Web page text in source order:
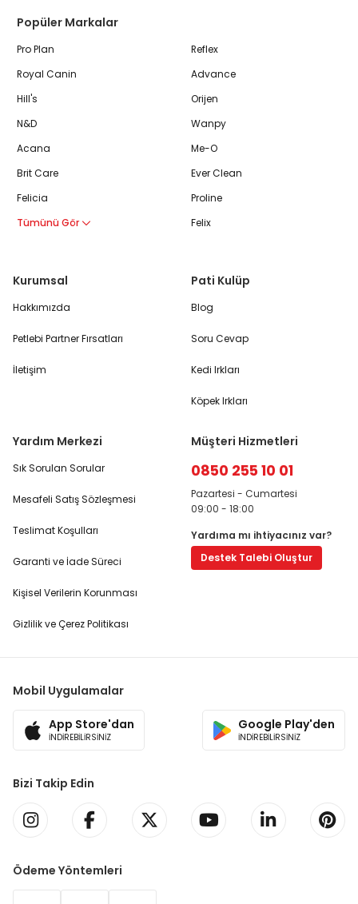
Popüler Markalar
Pro Plan
Royal Canin
Hill's
N&D
Acana
Brit Care
Felicia
Tümünü Gör
Reflex
Advance
Orijen
Wanpy
Me-O
Ever Clean
Proline
Felix
Kurumsal
Hakkımızda
Petlebi Partner Fırsatları
İletişim
Pati Kulüp
Blog
Soru Cevap
Kedi Irkları
Köpek Irkları
Yardım Merkezi
Sık Sorulan Sorular
Mesafeli Satış Sözleşmesi
Teslimat Koşulları
Garanti ve İade Süreci
Kişisel Verilerin Korunması
Gizlilik ve Çerez Politikası
Müşteri Hizmetleri
0850 255 10 01
Pazartesi - Cumartesi
09:00 - 18:00
Yardıma mı ihtiyacınız var?
Destek Talebi Oluştur
Mobil Uygulamalar
App Store'dan
İNDİREBİLİRSİNİZ
Google Play'den
İNDİREBİLİRSİNİZ
Bizi Takip Edin
Ödeme Yöntemleri